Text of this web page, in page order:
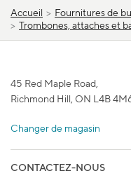
Accueil > Fournitures de
> Trombones, attaches et
45 Red Maple Road,
Richmond Hill, ON L4B
Changer de magasin
CONTACTEZ-NOUS